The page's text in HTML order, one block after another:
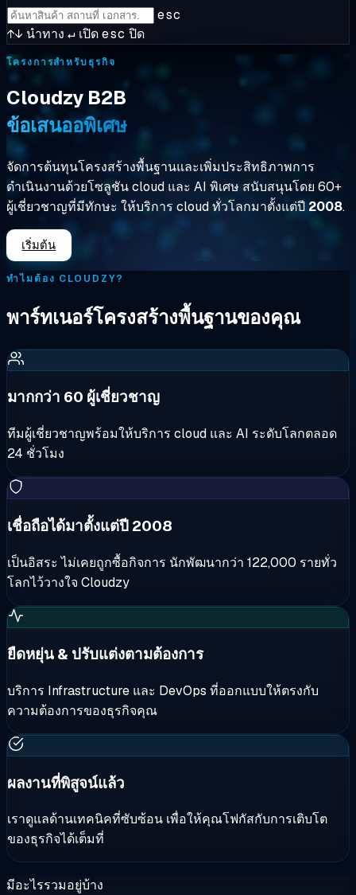
esc
↑↓ นำทาง ↵ เปิดesc ปิด
โครงการสำหรับธุรกิจ
Cloudzy B2B
ข้อเสนออพิเศษ
จัดการต้นทุนโครงสร้างพื้นฐานและเพิ่มประสิทธิภาพการ
ดำเนินงานด้วยโซลูชัน cloud และ AI พิเศษ สนับสนุนโดย 60+
ผู้เชี่ยวชาญที่มีทักษะ ให้บริการ cloud ทั่วโลกมาตั้งแต่ปี 2008.
เริ่มต้น
ทำไมต้อง CLOUDZY?
พาร์ทเนอร์โครงสร้างพื้นฐานของคุณ
มากกว่า 60 ผู้เชี่ยวชาญ
ทีมผู้เชี่ยวชาญพร้อมให้บริการ cloud และ AI ระดับโลกตลอด
24 ชั่วโมง
เชื่อถือได้มาตั้งแต่ปี 2008
เป็นอิสระ ไม่เคยถูกซื้อกิจการ นักพัฒนากว่า 122,000 รายทั่ว
โลกไว้วางใจ Cloudzy
ยืดหยุ่น & ปรับแต่งตามต้องการ
บริการ Infrastructure และ DevOps ที่ออกแบบให้ตรงกับ
ความต้องการของธุรกิจคุณ
ผลงานที่พิสูจน์แล้ว
เราดูแลด้านเทคนิคที่ซับซ้อน เพื่อให้คุณโฟกัสกับการเติบโต
ของธุรกิจได้เต็มที่
มีอะไรรวมอยู่บ้าง